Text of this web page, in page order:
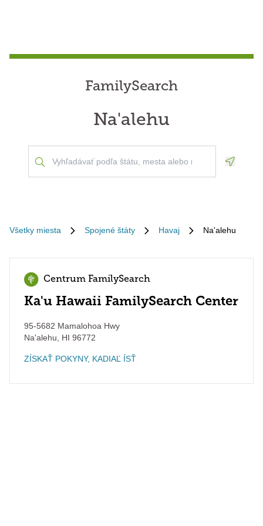
FamilySearch
Na'alehu
Všetky miesta Spojené štáty Havaj Na'alehu
Centrum FamilySearch
Ka'u Hawaii FamilySearch Center
95-5682 Mamalohoa Hwy
Na'alehu
HI 96772
ZÍSKAŤ POKYNY, KADIAĽ ÍSŤ